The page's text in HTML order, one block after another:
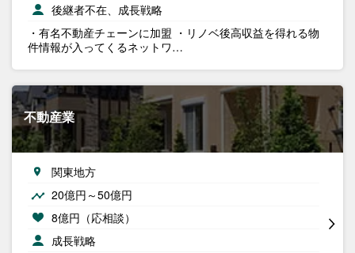
後継者不在、成長戦略
・有名不動産チェーンに加盟 ・リノベ後高収益を得れる物
件情報が入ってくるネットワ…
不動産業
関東地方
20億円～50億円
8億円（応相談）
成長戦略